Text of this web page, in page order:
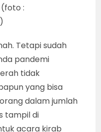
(foto :
Tetapi sudah
pandemi
tidak
yang bisa
dalam jumlah
tampil di
acara kirab